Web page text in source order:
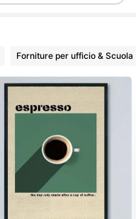
Forniture per ufficio & Scuola